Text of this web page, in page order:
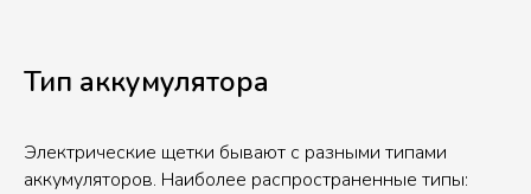
Тип аккумулятора
Электрические щетки бывают с разными типами
аккумуляторов. Наиболее распространенные типы: